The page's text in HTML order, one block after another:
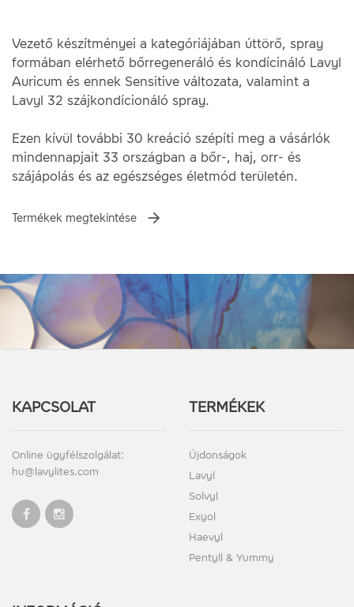
Vezető készítményei a kategóriájában úttörő, spray
formában elérhető bőrregeneráló és kondícináló Lavyl
Auricum és ennek Sensitive változata, valamint a
Lavyl 32 szájkondícionáló spray.
Ezen kívül további 30 kreáció szépíti meg a vásárlók
mindennapjait 33 országban a bőr-, haj, orr- és
szájápolás és az egészséges életmód területén.
Termékek megtekintése
KAPCSOLAT
Online ügyfélszolgálat:
hu@lavylites.com
TERMÉKEK
Újdonságok
Lavyl
Solvyl
Exyol
Haevyl
Pentyll & Yummy